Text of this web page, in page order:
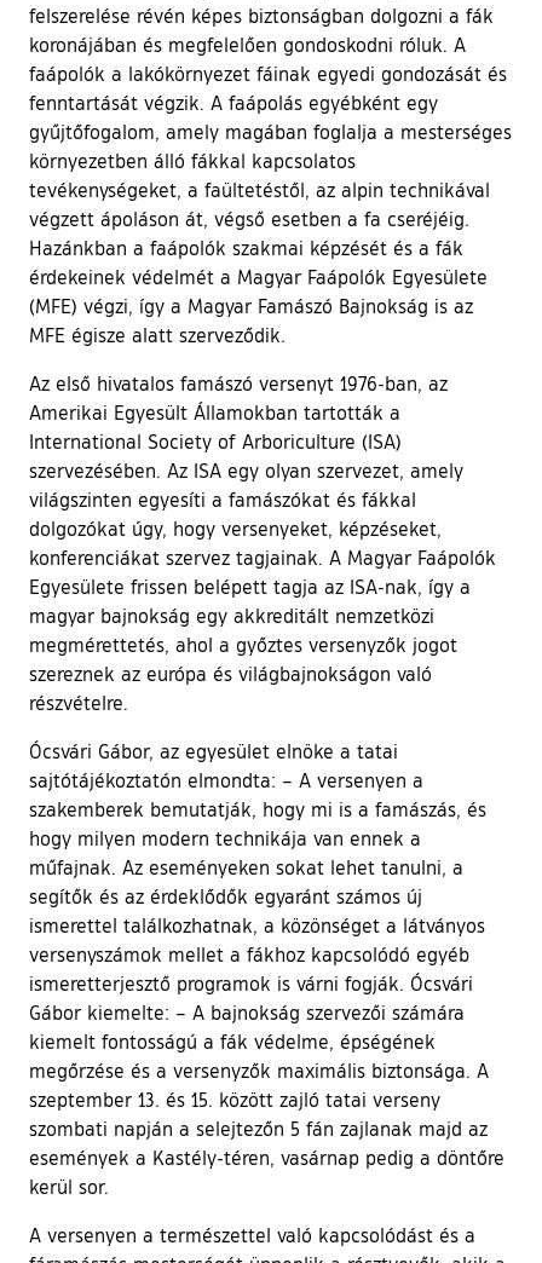
felszerelése révén képes biztonságban dolgozni a fák
koronájában és megfelelően gondoskodni róluk. A
faápolók a lakókörnyezet fáinak egyedi gondozását és
fenntartását végzik. A faápolás egyébként egy
gyűjtőfogalom, amely magában foglalja a mesterséges
környezetben álló fákkal kapcsolatos
tevékenységeket, a faültetéstől, az alpin technikával
végzett ápoláson át, végső esetben a fa cseréjéig.
Hazánkban a faápolók szakmai képzését és a fák
érdekeinek védelmét a Magyar Faápolók Egyesülete
(MFE) végzi, így a Magyar Famászó Bajnokság is az
MFE égisze alatt szerveződik.
Az első hivatalos famászó versenyt 1976-ban, az
Amerikai Egyesült Államokban tartották a
International Society of Arboriculture (ISA)
szervezésében. Az ISA egy olyan szervezet, amely
világszinten egyesíti a famászókat és fákkal
dolgozókat úgy, hogy versenyeket, képzéseket,
konferenciákat szervez tagjainak. A Magyar Faápolók
Egyesülete frissen belépett tagja az ISA-nak, így a
magyar bajnokság egy akkreditált nemzetközi
megmérettetés, ahol a győztes versenyzők jogot
szereznek az európa és világbajnokságon való
részvételre.
Ócsvári Gábor, az egyesület elnöke a tatai
sajtótájékoztatón elmondta: – A versenyen a
szakemberek bemutatják, hogy mi is a famászás, és
hogy milyen modern technikája van ennek a
műfajnak. Az eseményeken sokat lehet tanulni, a
segítők és az érdeklődők egyaránt számos új
ismerettel találkozhatnak, a közönséget a látványos
versenyszámok mellet a fákhoz kapcsolódó egyéb
ismeretterjesztő programok is várni fogják. Ócsvári
Gábor kiemelte: – A bajnokság szervezői számára
kiemelt fontosságú a fák védelme, épségének
megőrzése és a versenyzők maximális biztonsága. A
szeptember 13. és 15. között zajló tatai verseny
szombati napján a selejtezőn 5 fán zajlanak majd az
események a Kastély-téren, vasárnap pedig a döntőre
kerül sor.
A versenyen a természettel való kapcsolódást és a